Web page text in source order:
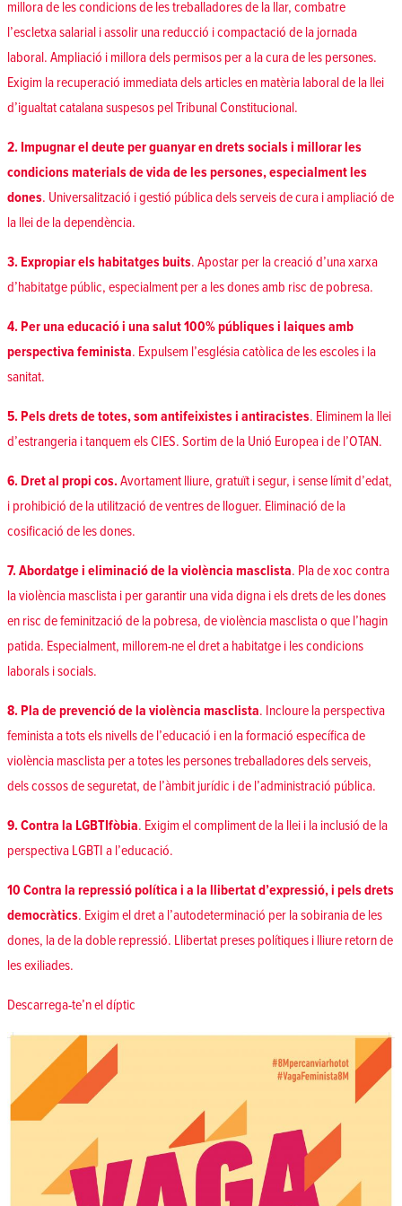
millora de les condicions de les treballadores de la llar, combatre
l’escletxa salarial i assolir una reducció i compactació de la jornada
laboral. Ampliació i millora dels permisos per a la cura de les persones.
Exigim la recuperació immediata dels articles en matèria laboral de la llei
d’igualtat catalana suspesos pel Tribunal Constitucional.
2. Impugnar el deute per guanyar en drets socials i millorar les
condicions materials de vida de les persones, especialment les
dones. Universalització i gestió pública dels serveis de cura i ampliació de
la llei de la dependència.
3. Expropiar els habitatges buits. Apostar per la creació d’una xarxa
d’habitatge públic, especialment per a les dones amb risc de pobresa.
4. Per una educació i una salut 100% públiques i laiques amb
perspectiva feminista. Expulsem l’església catòlica de les escoles i la
sanitat.
5. Pels drets de totes, som antifeixistes i antiracistes. Eliminem la llei
d’estrangeria i tanquem els CIES. Sortim de la Unió Europea i de l’OTAN.
6. Dret al propi cos.Avortament lliure, gratuït i segur, i sense límit d’edat,
i prohibició de la utilització de ventres de lloguer. Eliminació de la
cosificació de les dones.
7. Abordatge i eliminació de la violència masclista. Pla de xoc contra
la violència masclista i per garantir una vida digna i els drets de les dones
en risc de feminització de la pobresa, de violència masclista o que l’hagin
patida. Especialment, millorem-ne el dret a habitatge i les condicions
laborals i socials.
8. Pla de prevenció de la violència masclista. Incloure la perspectiva
feminista a tots els nivells de l’educació i en la formació específica de
violència masclista per a totes les persones treballadores dels serveis,
dels cossos de seguretat, de l’àmbit jurídic i de l’administració pública.
9. Contra la LGBTIfòbia. Exigim el compliment de la llei i la inclusió de la
perspectiva LGBTI a l’educació.
10 Contra la repressió política i a la llibertat d’expressió, i pels drets
democràtics. Exigim el dret a l’autodeterminació per la sobirania de les
dones, la de la doble repressió. Llibertat preses polítiques i lliure retorn de
les exiliades.
Descarrega-te’n el díptic